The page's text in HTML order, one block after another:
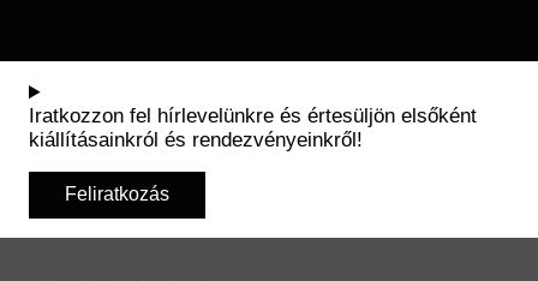
Iratkozzon fel hírlevelünkre és értesüljön elsőként
kiállításainkról és rendezvényeinkről!
Feliratkozás